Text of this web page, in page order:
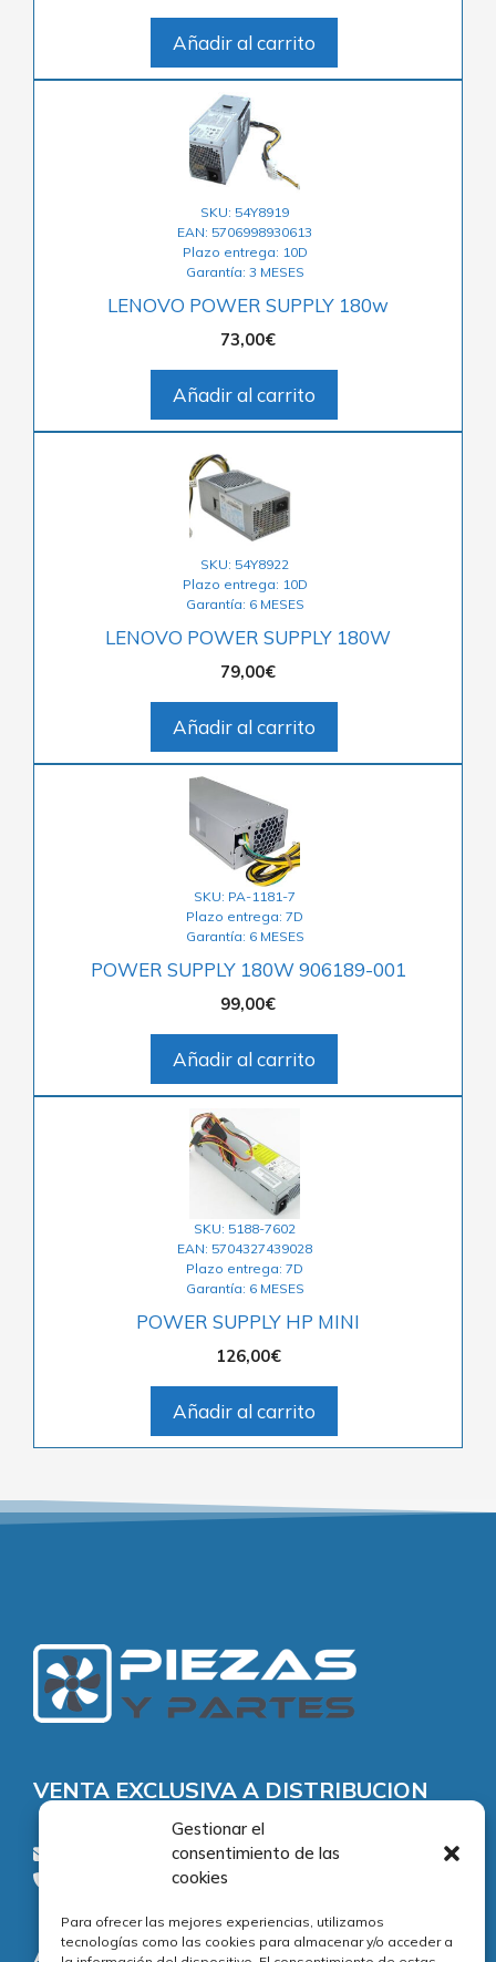
Gestionar el
consentimiento de las
cookies
Para ofrecer las mejores experiencias, utilizamos
tecnologías como las cookies para almacenar y/o acceder a
Añadir al carrito
SKU: 54Y8919
EAN: 5706998930613
Plazo entrega: 10D
Garantía: 3 MESES
LENOVO POWER SUPPLY 180w
73,00€
Añadir al carrito
SKU: 54Y8922
Plazo entrega: 10D
Garantía: 6 MESES
LENOVO POWER SUPPLY 180W
79,00€
Añadir al carrito
SKU: PA-1181-7
Plazo entrega: 7D
Garantía: 6 MESES
POWER SUPPLY 180W 906189-001
99,00€
Añadir al carrito
SKU: 5188-7602
EAN: 5704327439028
Plazo entrega: 7D
Garantía: 6 MESES
POWER SUPPLY HP MINI
126,00€
Añadir al carrito
VENTA EXCLUSIVA A DISTRIBUCION
consultas@piezasypartes.es
Tel.: 91 811 73 02
Adecuación normativa